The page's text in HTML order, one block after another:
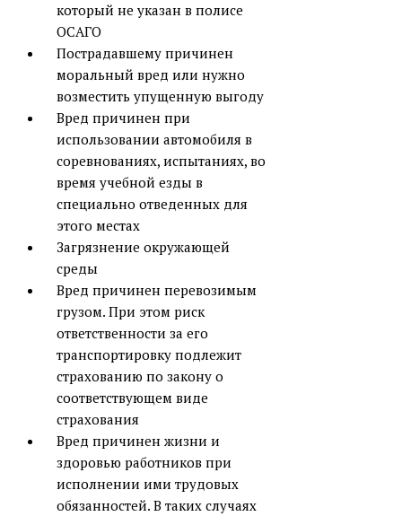
который не указан в полисе
ОСАГО
Пострадавшему причинен
моральный вред или нужно
возместить упущенную выгоду
Вред причинен при
использовании автомобиля в
соревнованиях, испытаниях, во
время учебной езды в
специально отведенных для
этого местах
Загрязнение окружающей
среды
Вред причинен перевозимым
грузом. При этом риск
ответственности за его
транспортировку подлежит
страхованию по закону о
соответствующем виде
страхования
Вред причинен жизни и
здоровью работников при
исполнении ими трудовых
обязанностей. В таких случаях